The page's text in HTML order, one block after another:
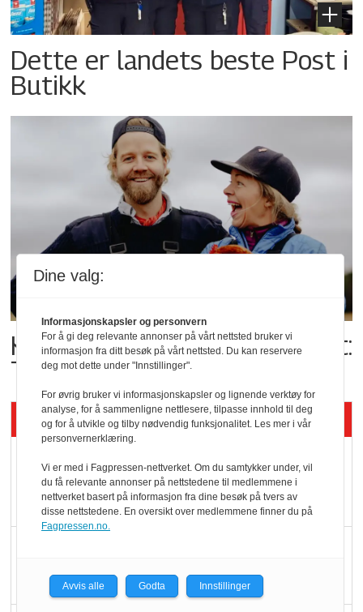
Dette er landets beste Post i
Butikk
Kolonihagens norske yoghurt:
Trues av melkemangel
Siste artikler - KBS
Mat er viktigere enn
pris når elbilister
velger ladestopp
legger ned hver måned
Dine valg:
Informasjonskapsler og personvern
For å gi deg relevante annonser på vårt nettsted bruker vi
informasjon fra ditt besøk på vårt nettsted. Du kan reservere
deg mot dette under "Innstillinger".
For øvrig bruker vi informasjonskapsler og lignende verktøy for
analyse, for å sammenligne nettlesere, tilpasse innhold til deg
og for å utvikle og tilby nødvendig funksjonalitet. Les mer i vår
personvernerklæring.
Vi er med i Fagpressen-nettverket. Om du samtykker under, vil
du få relevante annonser på nettstedene til medlemmene i
nettverket basert på informasjon fra dine besøk på tvers av
disse nettstedene. En oversikt over medlemmene finner du på
Fagpressen.no.
Avvis alle Godta Innstillinger